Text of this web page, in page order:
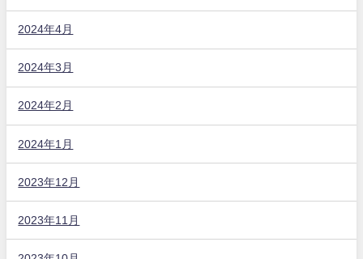
2024年4月
2024年3月
2024年2月
2024年1月
2023年12月
2023年11月